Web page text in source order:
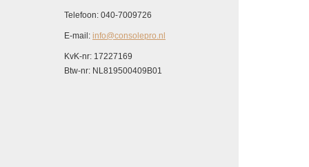
Telefoon: 040-7009726
E-mail: info@consolepro.nl
KvK-nr: 17227169
Btw-nr: NL819500409B01